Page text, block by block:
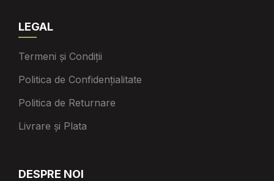
LEGAL
Termeni și Condiții
Politica de Confidențialitate
Politica de Returnare
Livrare și Plata
DESPRE NOI